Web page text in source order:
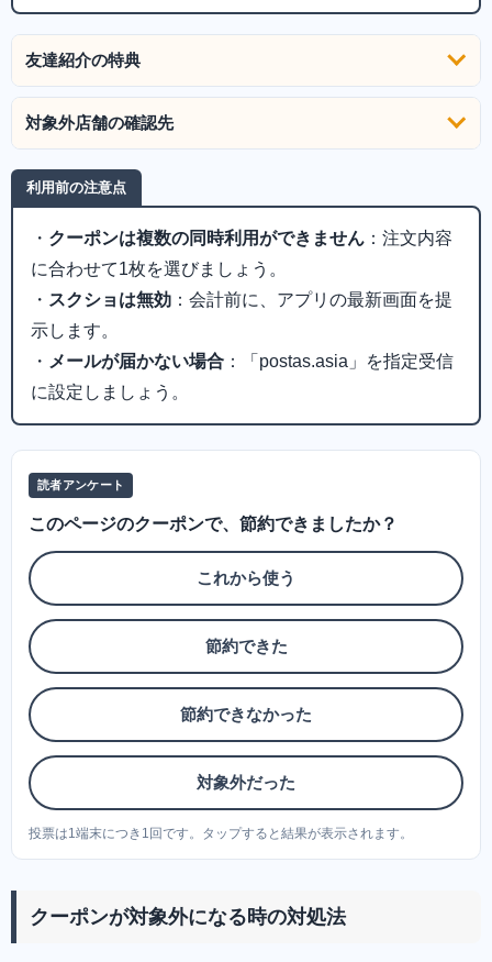
友達紹介の特典
対象外店舗の確認先
利用前の注意点
・ クーポンは複数の同時利用ができません ：注文内容
に合わせて1枚を選びましょう。
・ スクショは無効 ：会計前に、アプリの最新画面を提
示します。
・ メールが届かない場合 ：「postas.asia」を指定受信
に設定しましょう。
読者アンケート
このページのクーポンで、節約できましたか？
これから使う
節約できた
節約できなかった
対象外だった
投票は1端末につき1回です。タップすると結果が表示されます。
クーポンが対象外になる時の対処法